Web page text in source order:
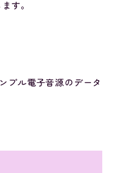
す。
プル電子音源のデータ